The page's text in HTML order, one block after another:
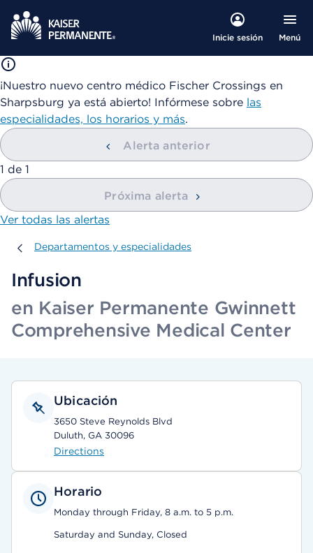
Inicie sesión Menú
¡Nuestro nuevo centro médico Fischer Crossings en
Sharpsburg ya está abierto! Infórmese sobre las
especialidades, los horarios y más.
Alerta anterior
mostrando
1 de 1
Próxima alerta
Ver todas las alertas
Departamentos y especialidades
Departamentos y especialidades
Infusion
en Kaiser Permanente Gwinnett
Comprehensive Medical Center
Ubicación
3650 Steve Reynolds Blvd
Duluth, GA 30096
Directions
Horario
Monday through Friday, 8 a.m. to 5 p.m.
Saturday and Sunday, Closed